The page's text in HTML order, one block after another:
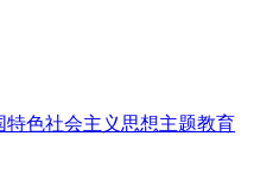
色社会主义思想主题教育